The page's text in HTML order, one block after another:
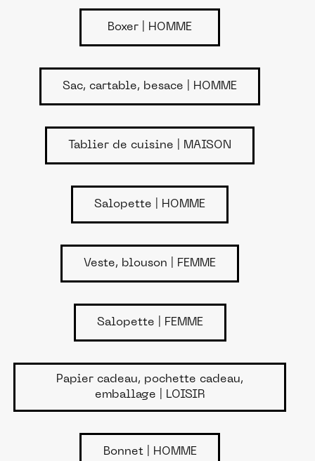
Boxer | HOMME
Sac, cartable, besace | HOMME
Tablier de cuisine | MAISON
Salopette | HOMME
Veste, blouson | FEMME
Salopette | FEMME
Papier cadeau, pochette cadeau,
emballage | LOISIR
Bonnet | HOMME